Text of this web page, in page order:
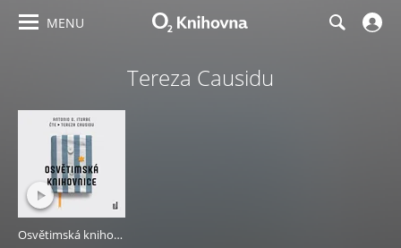
MENU
Tereza Causidu
Osvětimská knihovnice